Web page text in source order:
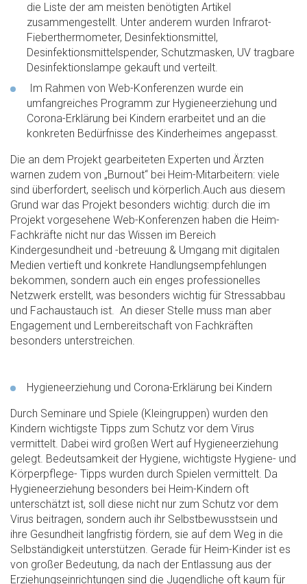
die Liste der am meisten benötigten Artikel
zusammengestellt. Unter anderem wurden Infrarot-
Fieberthermometer, Desinfektionsmittel,
Desinfektionsmittelspender, Schutzmasken, UV tragbare
Desinfektionslampe gekauft und verteilt.
Im Rahmen von Web-Konferenzen wurde ein
umfangreiches Programm zur Hygieneerziehung und
Corona-Erklärung bei Kindern erarbeitet und an die
konkreten Bedürfnisse des Kinderheimes angepasst.
Die an dem Projekt gearbeiteten Experten und Ärzten
warnen zudem von „Burnout“ bei Heim-Mitarbeitern: viele
sind überfordert, seelisch und körperlich.Auch aus diesem
Grund war das Projekt besonders wichtig: durch die im
Projekt vorgesehene Web-Konferenzen haben die Heim-
Fachkräfte nicht nur das Wissen im Bereich
Kindergesundheit und -betreuung & Umgang mit digitalen
Medien vertieft und konkrete Handlungsempfehlungen
bekommen, sondern auch ein enges professionelles
Netzwerk erstellt, was besonders wichtig für Stressabbau
und Fachaustauch ist. An dieser Stelle muss man aber
Engagement und Lernbereitschaft von Fachkräften
besonders unterstreichen.
Hygieneerziehung und Corona-Erklärung bei Kindern
Durch Seminare und Spiele (Kleingruppen) wurden den
Kindern wichtigste Tipps zum Schutz vor dem Virus
vermittelt. Dabei wird großen Wert auf Hygieneerziehung
gelegt. Bedeutsamkeit der Hygiene, wichtigste Hygiene- und
Körperpflege- Tipps wurden durch Spielen vermittelt. Da
Hygieneerziehung besonders bei Heim-Kindern oft
unterschätzt ist, soll diese nicht nur zum Schutz vor dem
Virus beitragen, sondern auch ihr Selbstbewusstsein und
ihre Gesundheit langfristig fördern, sie auf dem Weg in die
Selbständigkeit unterstützen. Gerade für Heim-Kinder ist es
von großer Bedeutung, da nach der Entlassung aus der
Erziehungseinrichtungen sind die Jugendliche oft kaum für